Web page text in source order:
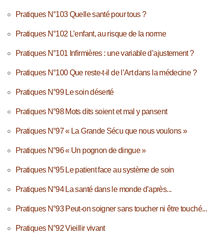
Pratiques N°103 Quelle santé pour tous ?
Pratiques N°102 L’enfant, au risque de la norme
Pratiques N°101 Infirmières : une variable d’ajustement ?
Pratiques N°100 Que reste-t-il de l’Art dans la médecine ?
Pratiques N°99 Le soin déserté
Pratiques N°98 Mots dits soient et mal y pansent
Pratiques N°97 « La Grande Sécu que nous voulons »
Pratiques N°96 « Un pognon de dingue »
Pratiques N°95 Le patient face au système de soin
Pratiques N°94 La santé dans le monde d’après...
Pratiques N°93 Peut-on soigner sans toucher ni être touché...
Pratiques N°92 Vieillir vivant